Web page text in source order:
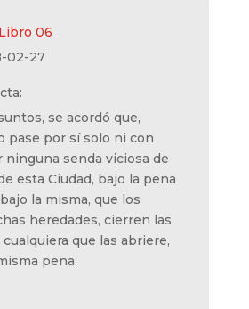
Libro 06
02-27
se acordó que,
pase por sí solo ni con
ninguna senda viciosa de
esta Ciudad, bajo la pena
la misma, que los
heredades, cierren las
que las abriere,
pena.